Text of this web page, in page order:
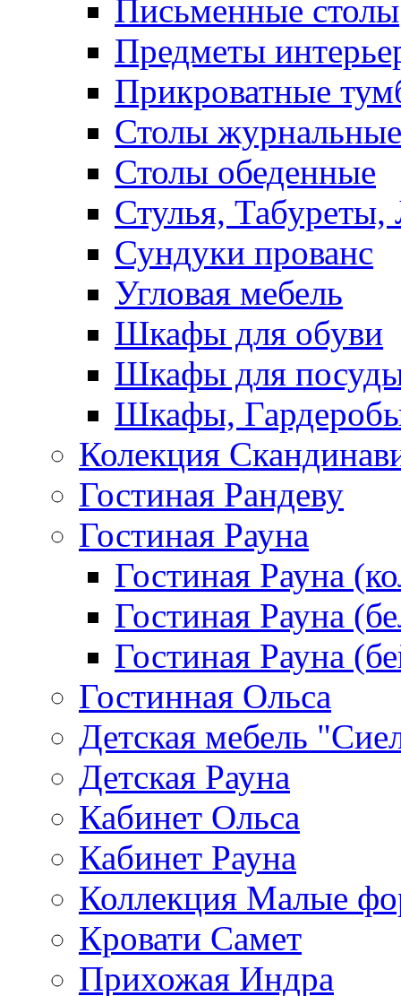
Письменные столы
Предметы
Прикроватные
Столы журнальные
Столы обеденные
Стулья, Табуреты,
Сундуки прованс
Угловая мебель
Шкафы для обуви
Шкафы для
Шкафы,
Колекция
Гостиная Рандеву
Гостиная Рауна
Гостиная Рауна
Гостиная Рауна
Гостиная Рауна
Гостинная Ольса
Детская мебель
Детская Рауна
Кабинет Ольса
Кабинет Рауна
Коллекция Малые
Кровати Самет
Прихожая Индра